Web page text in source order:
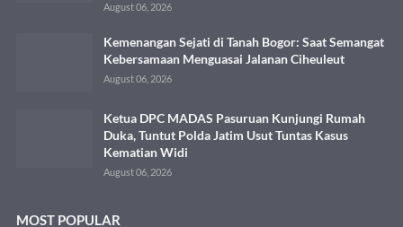
August 06, 2026
Kemenangan Sejati di Tanah Bogor: Saat Semangat
Kebersamaan Menguasai Jalanan Ciheuleut
August 06, 2026
Ketua DPC MADAS Pasuruan Kunjungi Rumah
Duka, Tuntut Polda Jatim Usut Tuntas Kasus
Kematian Widi
August 06, 2026
MOST POPULAR